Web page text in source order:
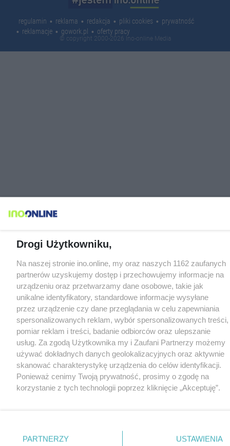
regulamin reklama redakcja pliki cookies
prywatność
reklamacje
gowork.pl oferty pracy
© copyright 2000-2026 Ino-online Media
Drogi Użytkowniku,
Na naszej stronie ino.online, my oraz naszych 1162 zaufanych
partnerów uzyskujemy dostęp i przechowujemy informacje na
urządzeniu oraz przetwarzamy dane osobowe, takie jak
unikalne identyfikatory, standardowe informacje wysyłane
przez urządzenie czy dane przeglądania w celu zapewniania
spersonalizowanych reklam, wybór spersonalizowanych treści,
pomiar reklam i treści, badanie odbiorców oraz ulepszanie
usług. Za zgodą Użytkownika my i Zaufani Partnerzy możemy
używać dokładnych danych geolokalizacyjnych oraz aktywnie
skanować charakterystykę urządzenia do celów identyfikacji.
Ponieważ cenimy Twoją prywatność, prosimy o zgodę na
korzystanie z tych technologii poprzez kliknięcie „Akceptuję”.
nie wymagają zgody użytkownika, ale masz prawo sprzeciwić
się takiemu przetwarzaniu. Preferencje będą miały
PARTNERZY USTAWIENIA